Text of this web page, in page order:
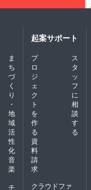
ま
ち
づ
く
り
・
地
域
活
性
化
音
楽
チ
起案サポート
プ
ロ
ジ
ェ
ク
ト
を
作
る
ス
タ
ッ
フ
に
相
談
す
る
資
料
請
求
クラウドファ